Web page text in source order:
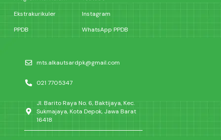
Ekstrakurikuler
PPDB
Instagram
WhatsApp PPDB
mts.alkautsardpk@gmail.com
021 7705347
Jl. Barito Raya No. 6, Baktijaya, Kec.
Sukmajaya, Kota Depok, Jawa Barat
16418